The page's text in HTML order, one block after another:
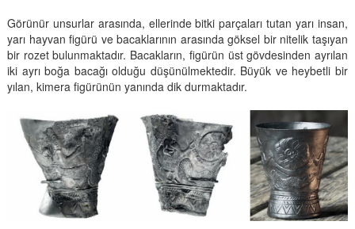
Görünür unsurlar arasında, ellerinde bitki parçaları tutan yarı insan,
yarı hayvan figürü ve bacaklarının arasında göksel bir nitelik taşıyan
bir rozet bulunmaktadır. Bacakların, figürün üst gövdesinden ayrılan
iki ayrı boğa bacağı olduğu düşünülmektedir. Büyük ve heybetli bir
yılan, kimera figürünün yanında dik durmaktadır.